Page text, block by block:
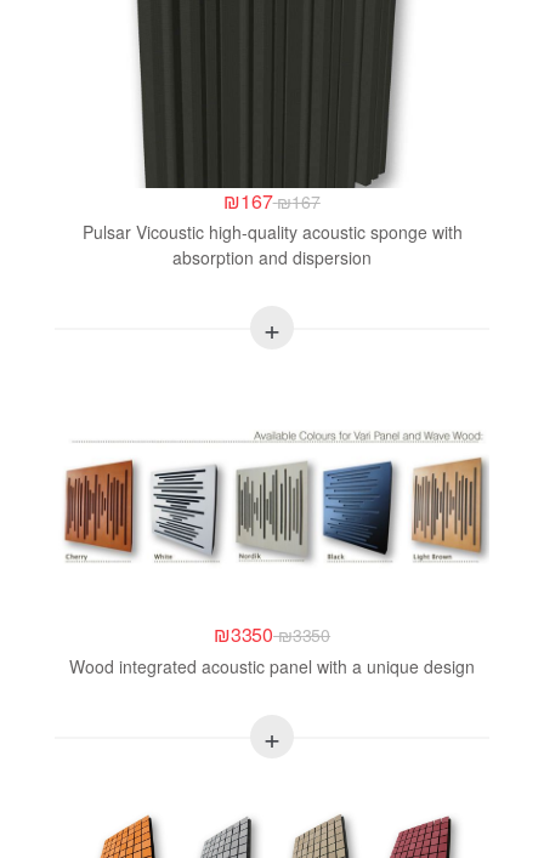
₪167
₪167
Pulsar Vicoustic high-quality acoustic sponge with
absorption and dispersion
₪3350
₪3350
Wood integrated acoustic panel with a unique design